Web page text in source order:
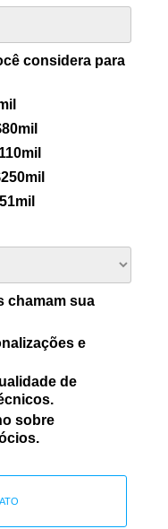
considera para
chamam sua
e
de
sobre